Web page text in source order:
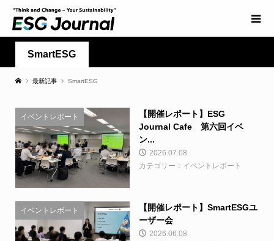
SmartESG
最新記事 SmartESG
イベントレポート
【開催レポート】ESG
Journal Cafe 第六回イベ
ン...
2026.07.08
カテゴリー：イベントレポート
イベントレポート
【開催レポート】SmartESGユ
ーザー会
2026.06.08